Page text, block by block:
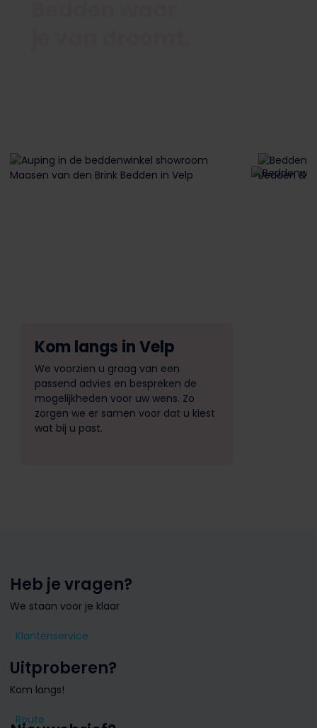
Kom langs in Velp
We voorzien u graag van een
passend advies en bespreken de
mogelijkheden voor uw wens. Zo
zorgen we er samen voor dat u kiest
wat bij u past.
Heb je vragen?
We staan voor je klaar
Klantenservice
Uitproberen?
Kom langs!
Route